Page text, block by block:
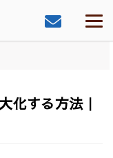
化する方法｜